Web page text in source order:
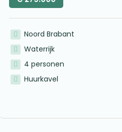
Noord Brabant
Waterrijk
4 personen
Huurkavel